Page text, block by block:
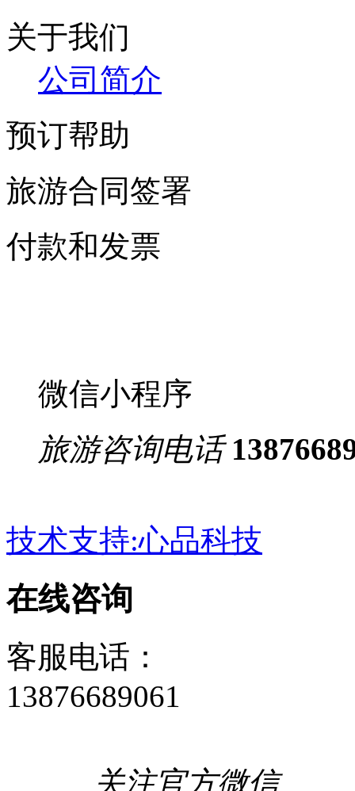
关于我们
公司简介
预订帮助
旅游合同签署
付款和发票
微信小程序
旅游咨询电话
技术支持:心品科技
在线咨询
客服电话：
13876689061
关注官方微信